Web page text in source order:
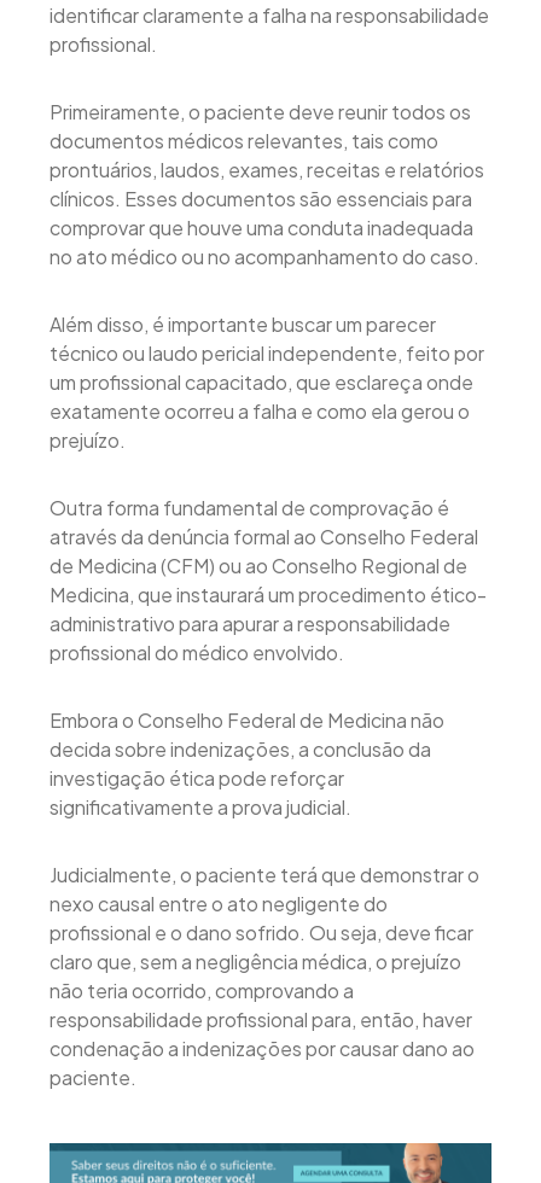
identificar claramente a falha na responsabilidade
profissional.
Primeiramente, o paciente deve reunir todos os
documentos médicos relevantes, tais como
prontuários, laudos, exames, receitas e relatórios
clínicos. Esses documentos são essenciais para
comprovar que houve uma conduta inadequada
no ato médico ou no acompanhamento do caso.
Além disso, é importante buscar um parecer
técnico ou laudo pericial independente, feito por
um profissional capacitado, que esclareça onde
exatamente ocorreu a falha e como ela gerou o
prejuízo.
Outra forma fundamental de comprovação é
através da denúncia formal ao Conselho Federal
de Medicina (CFM) ou ao Conselho Regional de
Medicina, que instaurará um procedimento ético-
administrativo para apurar a responsabilidade
profissional do médico envolvido.
Embora o Conselho Federal de Medicina não
decida sobre indenizações, a conclusão da
investigação ética pode reforçar
significativamente a prova judicial.
Judicialmente, o paciente terá que demonstrar o
nexo causal entre o ato negligente do
profissional e o dano sofrido. Ou seja, deve ficar
claro que, sem a negligência médica, o prejuízo
não teria ocorrido, comprovando a
responsabilidade profissional para, então, haver
condenação a indenizações por causar dano ao
paciente.